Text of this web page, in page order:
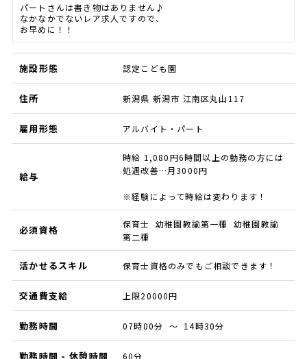
パートさんは書き物はありません♪
なかなかでないレア求人ですので、
お早めに！！
施設形態 認定こども園
住所 新潟県 新潟市 江南区丸山117
雇用形態 アルバイト・パート
給与
時給 1,080円6時間以上の勤務の方には
処遇改善…月3000円
※経験によって時給は変わります！
必須資格
保育士 幼稚園教諭第一種 幼稚園教諭
第二種
活かせるスキル 保育士資格のみでもご相談できます！
交通費支給 上限20000円
勤務時間 07時00分 ～ 14時30分
勤務時間 - 休憩時間 60分